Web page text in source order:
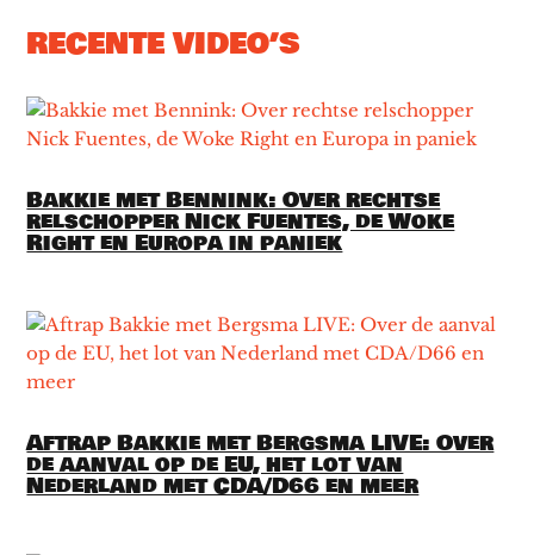
RECENTE VIDEO’S
Bakkie met Bennink: Over rechtse
relschopper Nick Fuentes, de Woke
Right en Europa in paniek
Aftrap Bakkie met Bergsma LIVE: Over
de aanval op de EU, het lot van
Nederland met CDA/D66 en meer